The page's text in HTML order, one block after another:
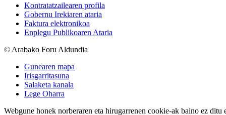
Kontratatzailearen profila
Gobernu Irekiaren ataria
Faktura elektronikoa
Enplegu Publikoaren Ataria
© Arabako Foru Aldundia
Gunearen mapa
Irisgarritasuna
Salaketa kanala
Lege Oharra
Webgune honek norberaren eta hirugarrenen cookie-ak baino ez